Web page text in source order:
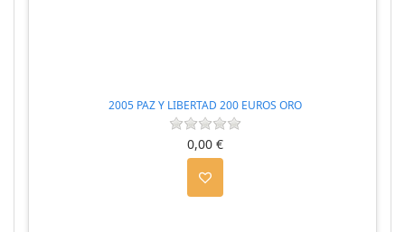
2005 PAZ Y LIBERTAD 200 EUROS ORO
0,00 €